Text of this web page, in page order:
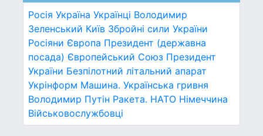
Росія Україна Українці Володимир
Зеленський Київ Збройні сили України
Росіяни Європа Президент (державна
посада) Європейський Союз Президент
України Безпілотний літальний апарат
Укрінформ Машина. Українська гривня
Володимир Путін Ракета. НАТО Німеччина
Військовослужбовці